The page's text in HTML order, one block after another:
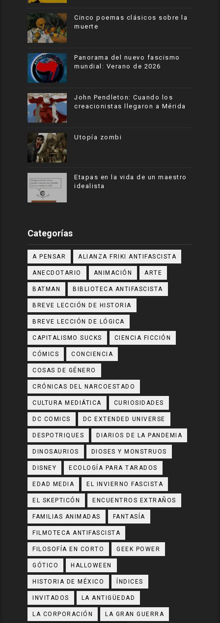
Cinco poemas clásicos sobre la
muerte
Panorama del nuevo fascismo
mundial: Verano de 2026
John Pendleton: Cuando los
creacionistas llegaron a Mérida
Utopía zombi
Etapas en la vida de un maestro
idealista
Categorías
A PENSAR ALIANZA FRIKI ANTIFASCISTA
ANECDOTARIO ANIMACIÓN ARTE
BATMAN BIBLIOTECA ANTIFASCISTA
BREVE LECCIÓN DE HISTORIA
BREVE LECCIÓN DE LÓGICA
CAPITALISMO SUCKS CIENCIA FICCIÓN
CÓMICS CONCIENCIA
COSAS DE GÉNERO
CRÓNICAS DEL NARCOESTADO
CULTURA MEDIÁTICA CURIOSIDADES
DC COMICS DC EXTENDED UNIVERSE
DESPOTRIQUES DIARIOS DE LA PANDEMIA
DINOSAURIOS DIOSES Y MONSTRUOS
DISNEY ECOLOGÍA PARA TARADOS
EDAD MEDIA EL INVIERNO FASCISTA
EL SKEPTICÓN ENCUENTROS EXTRAÑOS
FAMILIAS ANIMADAS FANTASÍA
FILMOTECA ANTIFASCISTA
FILOSOFÍA EN CORTO GEEK POWER
GÓTICO HALLOWEEN
HISTORIA DE MÉXICO ÍNDICES
INVITADOS LA ANTIGÜEDAD
LA CORPORACIÓN LA GRAN GUERRA